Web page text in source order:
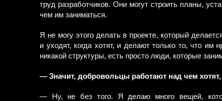
труд разработчиков. Они могут строить планы,
чем им заниматься.
Я не могу этого делать в проекте, который
и уходят, когда хотят, и делают только то, что им
никакой структуры, есть просто люди, которые
— Значит, добровольцы работают над чем
— Ну, не без того. Я делаю много вещей,